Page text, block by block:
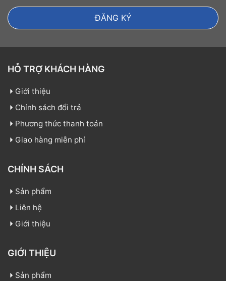
HỖ TRỢ KHÁCH HÀNG
Giới thiệu
Chính sách đổi trả
Phương thức thanh toán
Giao hàng miễn phí
CHÍNH SÁCH
Sản phẩm
Liên hệ
Giới thiệu
GIỚI THIỆU
Sản phẩm